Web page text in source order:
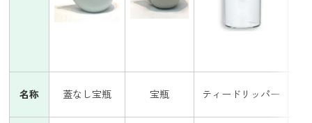
名称 蓋なし宝瓶 宝瓶 ティードリッパー